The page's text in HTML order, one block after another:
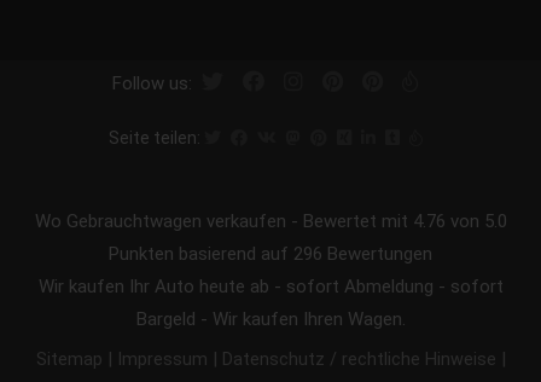
Follow us:
Seite teilen:
Wo Gebrauchtwagen verkaufen - Bewertet mit 4.76 von 5.0
Punkten basierend auf 296 Bewertungen
Wir kaufen Ihr Auto heute ab - sofort Abmeldung - sofort
Bargeld - Wir kaufen Ihren Wagen.
Sitemap | Impressum | Datenschutz / rechtliche Hinweise |